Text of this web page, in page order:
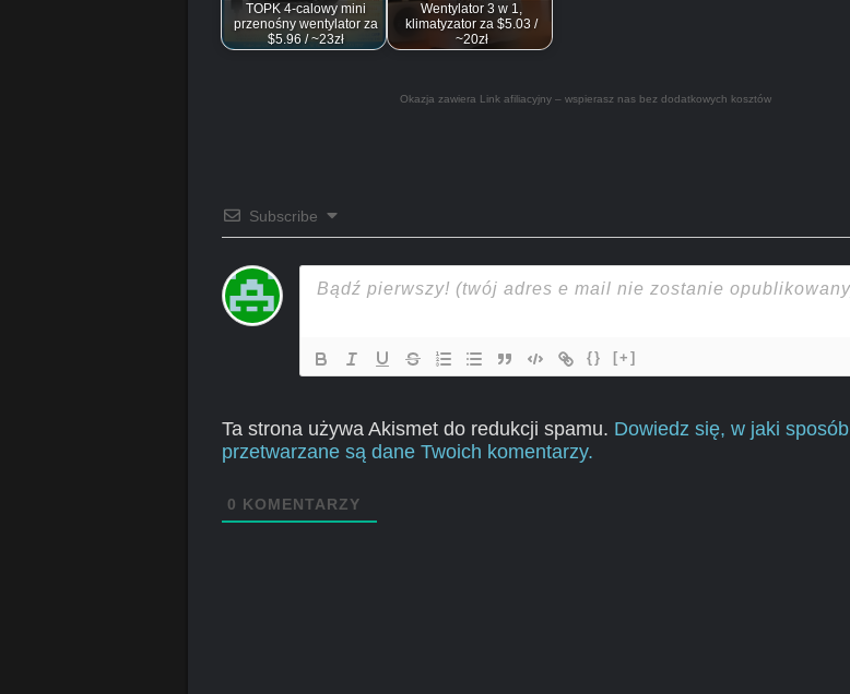
TOPK 4-calowy mini
przenośny wentylator za
$5.96 / ~23zł
Wentylator 3 w 1,
klimatyzator za $5.03 /
~20zł
Okazja zawiera Link afiliacyjny – wspierasz nas bez dodatkowych kosztów
Subscribe
{} [+]
Ta strona używa Akismet do redukcji spamu. Dowiedz się, w jaki sposób
przetwarzane są dane Twoich komentarzy.
0 KOMENTARZY